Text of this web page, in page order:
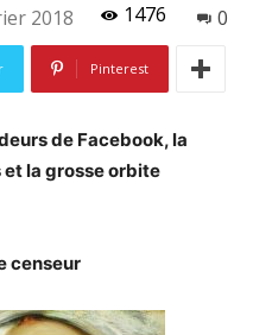
2018 1476 0
Pinterest
de Facebook, la
la grosse orbite
censeur